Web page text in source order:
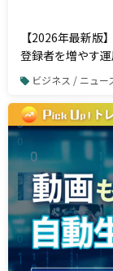
【2026年最新版
登録者を増やす
ビジネス / ニュー